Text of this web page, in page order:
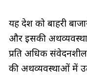
यह देश को बाहरी
और इसकी
प्रति अधिक
की अर्थव्यवस्थाओं में